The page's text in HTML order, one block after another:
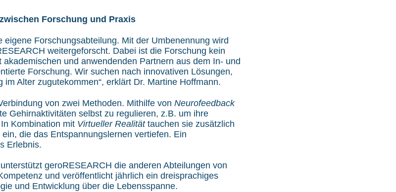
Forschung und Praxis
eigene Forschungsabteilung. Mit der Umbenennung wird
weitergeforscht. Dabei ist die Forschung kein
akademischen und anwendenden Partnern aus dem In- und
Forschung. Wir suchen nach innovativen Lösungen,
Alter zugutekommen“, erklärt Dr. Martine Hoffmann.
von zwei Methoden. Mithilfe von Neurofeedback
Gehirnaktivitäten selbst zu regulieren, z.B. um ihre
Kombination mit Virtueller Realitättauchen sie zusätzlich
die das Entspannungslernen vertiefen. Ein
Erlebnis.
geroRESEARCH die anderen Abteilungen von
und veröffentlicht jährlich ein dreisprachiges
und Entwicklung über die Lebensspanne.